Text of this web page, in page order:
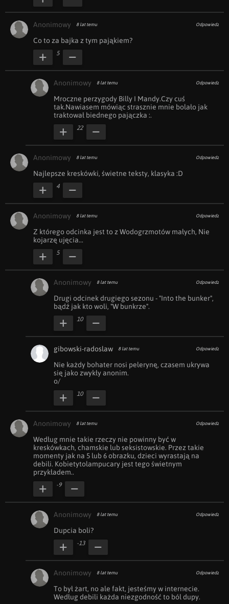
Anonimowy 8 lat temu Odpowiedz
Co to za bajka z tym pająkiem?
5
Anonimowy 8 lat temu Odpowiedz
Mroczne perzygody Billy I Mandy.Czy cuś
tak.Nawiasem mówiąc strasznie mnie bolało jak
traktował biednego pajączka :.
22
Anonimowy 8 lat temu Odpowiedz
Najlepsze kreskówki, świetne teksty, klasyka :D
4
Anonimowy 8 lat temu Odpowiedz
Z którego odcinka jest to z Wodogrzmotów małych, Nie
kojarzę ujęcia...
5
Anonimowy 8 lat temu Odpowiedz
Drugi odcinek drugiego sezonu - "Into the bunker",
bądź jak kto woli, "W bunkrze".
10
gibowski-radoslaw 8 lat temu Odpowiedz
Nie każdy bohater nosi pelerynę, czasem ukrywa
się jako zwykły anonim.
o/
10
Anonimowy 8 lat temu Odpowiedz
Według mnie takie rzeczy nie powinny być w
kreskówkach, chamskie lub seksistowskie. Przez takie
momenty jak na 5 lub 6 obrazku, dzieci wyrastają na
debili. Kobietytolampucary jest tego świetnym
przykładem..
-9
Anonimowy 8 lat temu Odpowiedz
Dupcia boli?
-13
Anonimowy 8 lat temu Odpowiedz
To był żart, no ale fakt, jesteśmy w internecie.
Według debili każda niezgodność to ból dupy.